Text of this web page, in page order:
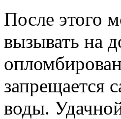
После этого
вызывать на
запрещается
воды.